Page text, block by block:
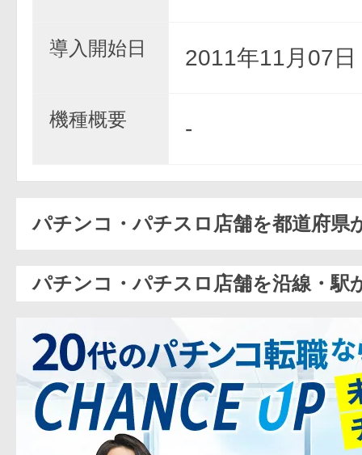
導入開始日 2011年11月07日
機種概要 -
パチンコ・パチスロ店舗を都道府県
パチンコ・パチスロ店舗を沿線・駅